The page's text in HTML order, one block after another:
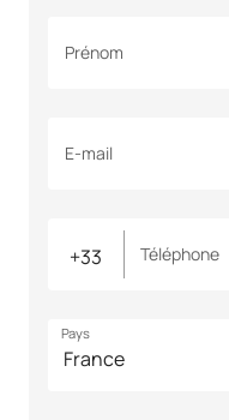
Prénom
E-mail
Téléphone
Pays